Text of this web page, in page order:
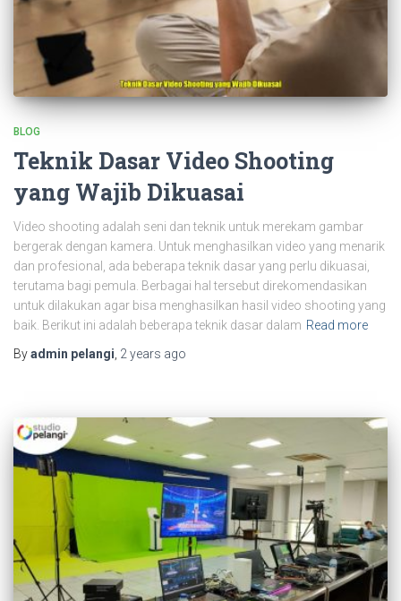
BLOG
Teknik Dasar Video Shooting
yang Wajib Dikuasai
Video shooting adalah seni dan teknik untuk merekam gambar
bergerak dengan kamera. Untuk menghasilkan video yang menarik
dan profesional, ada beberapa teknik dasar yang perlu dikuasai,
terutama bagi pemula. Berbagai hal tersebut direkomendasikan
untuk dilakukan agar bisa menghasilkan hasil video shooting yang
baik. Berikut ini adalah beberapa teknik dasar dalam Read more
Byadmin pelangi 2 years ago